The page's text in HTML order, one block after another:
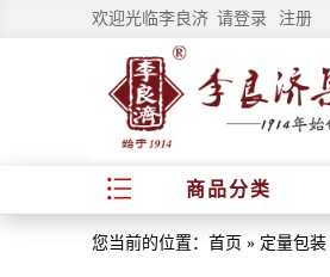
欢迎光临李良济 请登录 注册
商品分类
您当前的位置： 首页 » 定量包装